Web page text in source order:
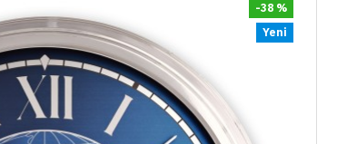
Yeni
-38 %